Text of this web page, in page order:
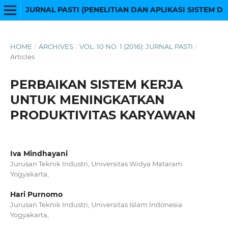
HOME / ARCHIVES / VOL. 10 NO. 1 (2016): JURNAL PASTI /
Articles
PERBAIKAN SISTEM KERJA
UNTUK MENINGKATKAN
PRODUKTIVITAS KARYAWAN
Iva Mindhayani
Jurusan Teknik Industri, Universitas Widya Mataram
Yogyakarta,
Hari Purnomo
Jurusan Teknik Industri, Universitas Islam Indonesia
Yogyakarta,